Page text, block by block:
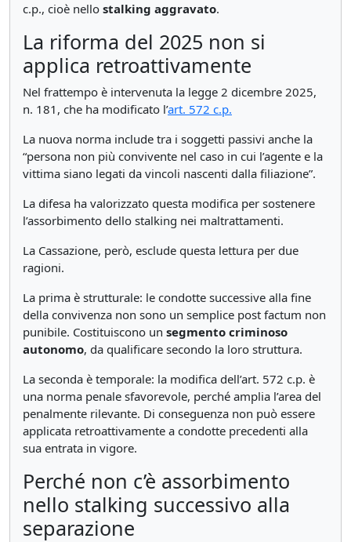
c.p., cioè nello stalking aggravato.
La riforma del 2025 non si
applica retroattivamente
Nel frattempo è intervenuta la legge 2 dicembre 2025,
n. 181, che ha modificato l’art. 572 c.p.
La nuova norma include tra i soggetti passivi anche la
“persona non più convivente nel caso in cui l’agente e la
vittima siano legati da vincoli nascenti dalla filiazione”.
La difesa ha valorizzato questa modifica per sostenere
l’assorbimento dello stalking nei maltrattamenti.
La Cassazione, però, esclude questa lettura per due
ragioni.
La prima è strutturale: le condotte successive alla fine
della convivenza non sono un semplice post factum non
punibile. Costituiscono un segmento criminoso
autonomo, da qualificare secondo la loro struttura.
La seconda è temporale: la modifica dell’art. 572 c.p. è
una norma penale sfavorevole, perché amplia l’area del
penalmente rilevante. Di conseguenza non può essere
applicata retroattivamente a condotte precedenti alla
sua entrata in vigore.
Perché non c’è assorbimento
nello stalking successivo alla
separazione